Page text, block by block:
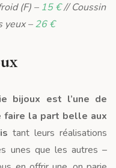
(F) – 15 €// Coussin
yeux –26 €
bijoux est l’une de
la part belle aux
tant leurs réalisations
unes que les autres –